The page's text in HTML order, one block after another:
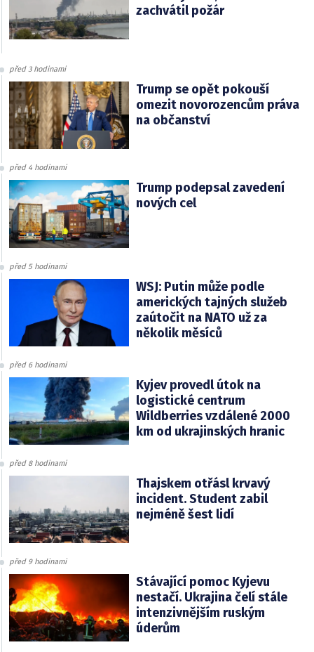
zachvátil požár
před 3 hodinami
Trump se opět pokouší
omezit novorozencům práva
na občanství
před 4 hodinami
Trump podepsal zavedení
nových cel
před 5 hodinami
WSJ: Putin může podle
amerických tajných služeb
zaútočit na NATO už za
několik měsíců
před 6 hodinami
Kyjev provedl útok na
logistické centrum
Wildberries vzdálené 2000
km od ukrajinských hranic
před 8 hodinami
Thajskem otřásl krvavý
incident. Student zabil
nejméně šest lidí
před 9 hodinami
Stávající pomoc Kyjevu
nestačí. Ukrajina čelí stále
intenzivnějším ruským
úderům